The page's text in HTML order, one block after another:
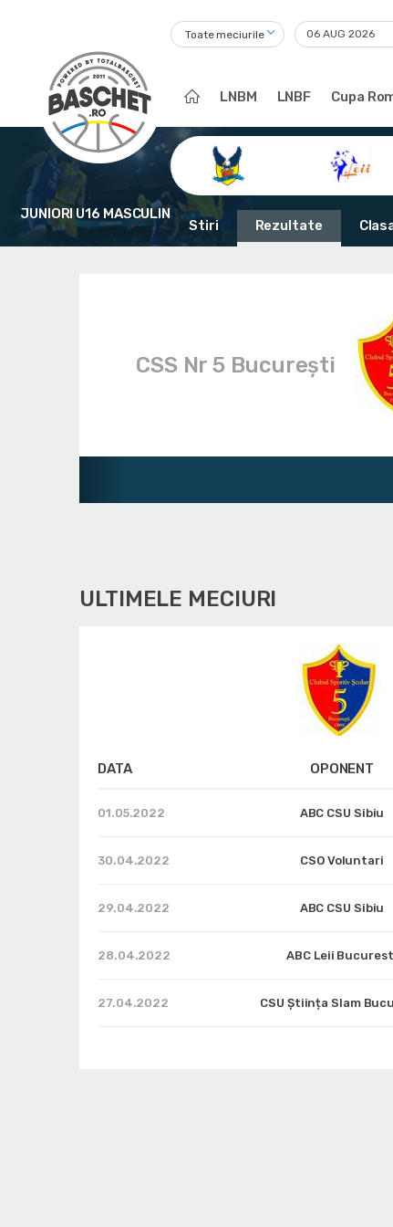
Toate meciurile
LNBM LNBF Cupa
JUNIORI U16 MASCULIN
Stiri Rezultate
CSS Nr 5 București
ULTIMELE MECIURI
DATA OPONENT
01.05.2022 ABC CSU Sibiu
30.04.2022 CSO Voluntari
29.04.2022 ABC CSU Sibiu
28.04.2022 ABC Leii
27.04.2022 CSU Știința Slam